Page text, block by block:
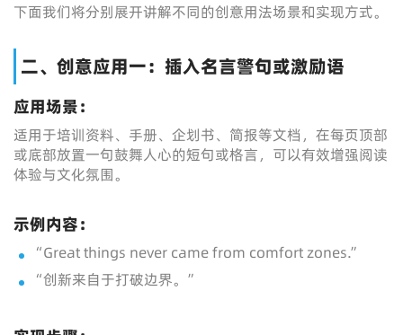
下面我们将分别展开讲解不同的创意用法场景和实现方式。
二、创意应用一：插入名言警句或激励语
应用场景：
适用于培训资料、手册、企划书、简报等文档，在每页顶部
或底部放置一句鼓舞人心的短句或格言，可以有效增强阅读
体验与文化氛围。
示例内容：
“Great things never came from comfort zones.”
“创新来自于打破边界。”